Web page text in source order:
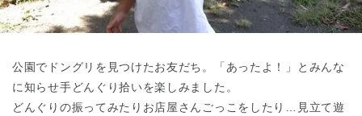
東京都
東京都 全域
公園でドングリを見つけたお友だち。「あったよ！」とみんな
に知らせ手どんぐり拾いを楽しみました。
どんぐりの振ってみたりお店屋さんごっこをしたり…見立て遊